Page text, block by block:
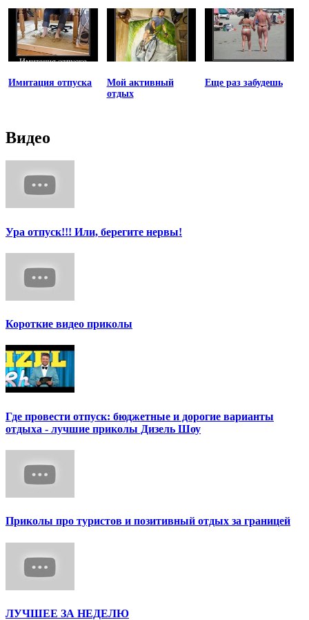
Имитация отпуска
Мой активный
отдых
Еще раз забудешь
Видео
Ура отпуск!!! Или, берегите нервы!
Короткие видео приколы
Где провести отпуск: бюджетные и дорогие варианты
отдыха - лучшие приколы Дизель Шоу
Приколы про туристов и позитивный отдых за границей
ЛУЧШЕЕ ЗА НЕДЕЛЮ